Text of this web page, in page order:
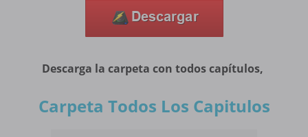
Descarga la carpeta con todos capítulos,
Carpeta Todos Los Capitulos